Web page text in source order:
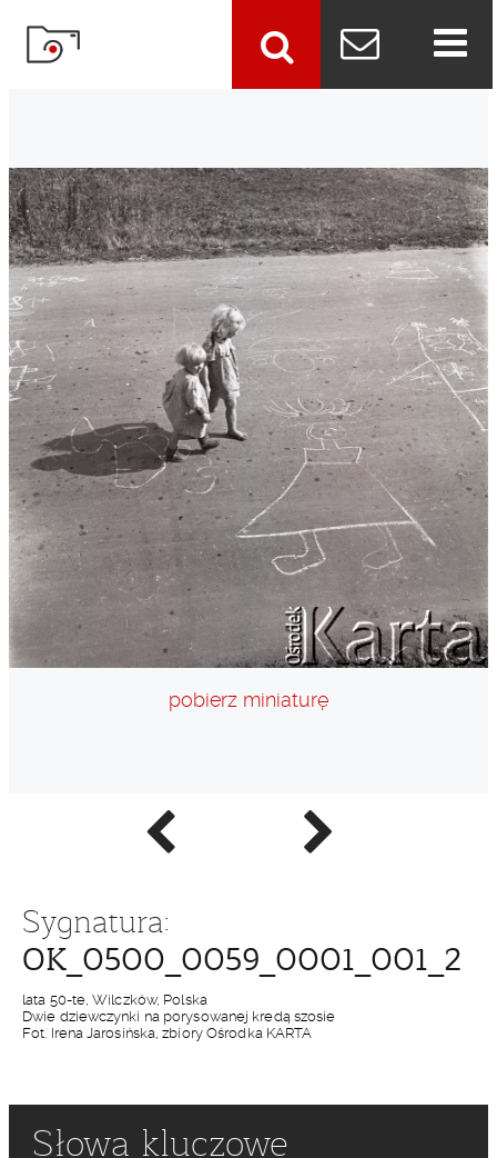
Poprzednie
zdjęcie
Następne
zdjęcie
pobierz miniaturę
Sygnatura:
OK_0500_0059_0001_001_2
lata 50-te, Wilczków, Polska
Dwie dziewczynki na porysowanej kredą szosie
Fot. Irena Jarosińska, zbiory Ośrodka KARTA
Słowa kluczowe